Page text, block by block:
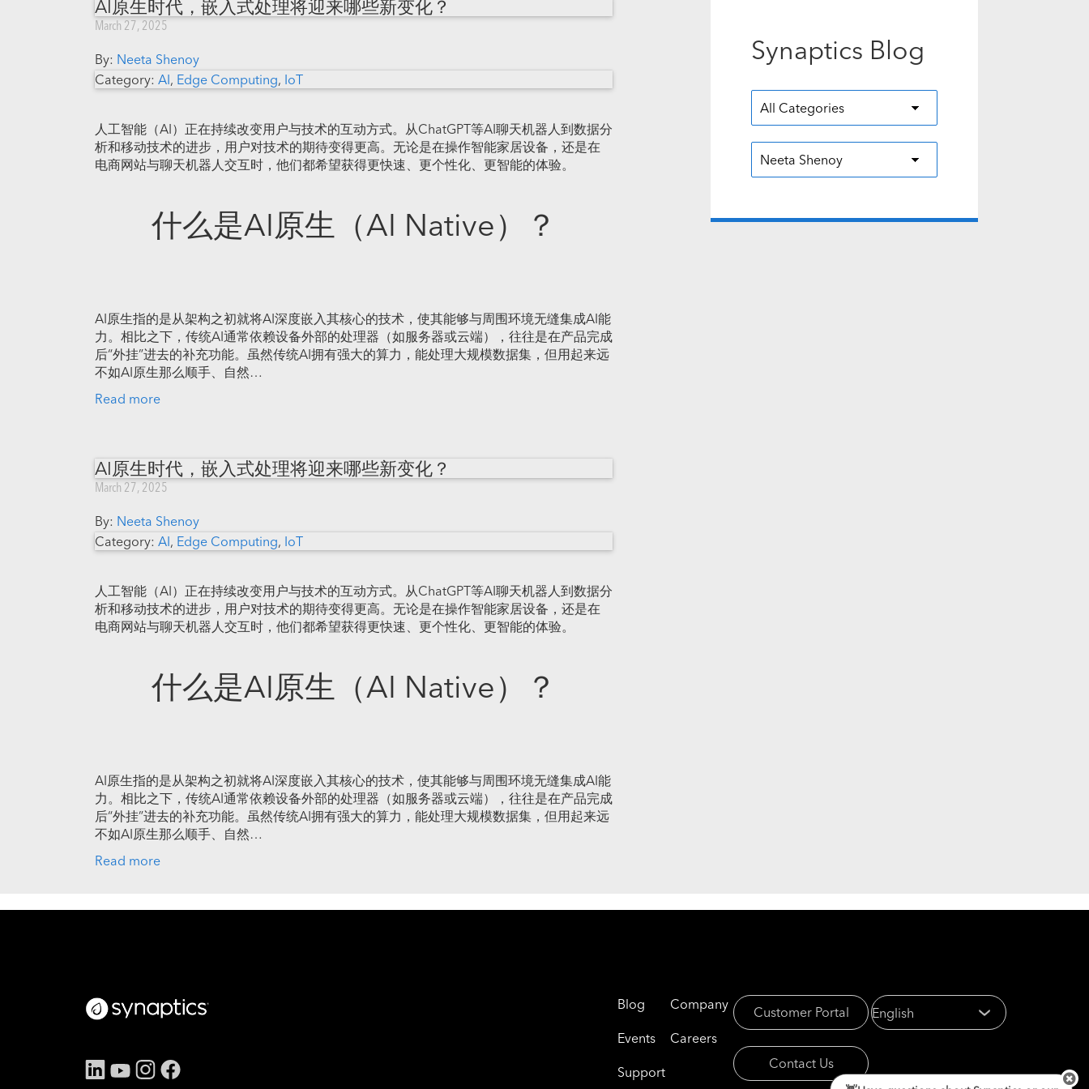
Synaptics Blog
AI原生时代，嵌入式处理将迎来哪些新变化？
March 27, 2025
By: Neeta Shenoy
Category: AI, Edge Computing, IoT
人工智能（AI）正在持续改变用户与技术的互动方式。从ChatGPT等AI聊天机器人到数据分
析和移动技术的进步，用户对技术的期待变得更高。无论是在操作智能家居设备，还是在
电商网站与聊天机器人交互时，他们都希望获得更快速、更个性化、更智能的体验。
什么是AI原生（AI Native）？
AI原生指的是从架构之初就将AI深度嵌入其核心的技术，使其能够与周围环境无缝集成AI能
力。相比之下，传统AI通常依赖设备外部的处理器（如服务器或云端），往往是在产品完成
后“外挂”进去的补充功能。虽然传统AI拥有强大的算力，能处理大规模数据集，但用起来远
不如AI原生那么顺手、自然…
Read more
AI原生时代，嵌入式处理将迎来哪些新变化？
March 27, 2025
By: Neeta Shenoy
Category: AI, Edge Computing, IoT
人工智能（AI）正在持续改变用户与技术的互动方式。从ChatGPT等AI聊天机器人到数据分
析和移动技术的进步，用户对技术的期待变得更高。无论是在操作智能家居设备，还是在
电商网站与聊天机器人交互时，他们都希望获得更快速、更个性化、更智能的体验。
什么是AI原生（AI Native）？
AI原生指的是从架构之初就将AI深度嵌入其核心的技术，使其能够与周围环境无缝集成AI能
力。相比之下，传统AI通常依赖设备外部的处理器（如服务器或云端），往往是在产品完成
后“外挂”进去的补充功能。虽然传统AI拥有强大的算力，能处理大规模数据集，但用起来远
不如AI原生那么顺手、自然…
Read more
Blog
Events
Support
Company
Careers
Customer Portal
Contact Us